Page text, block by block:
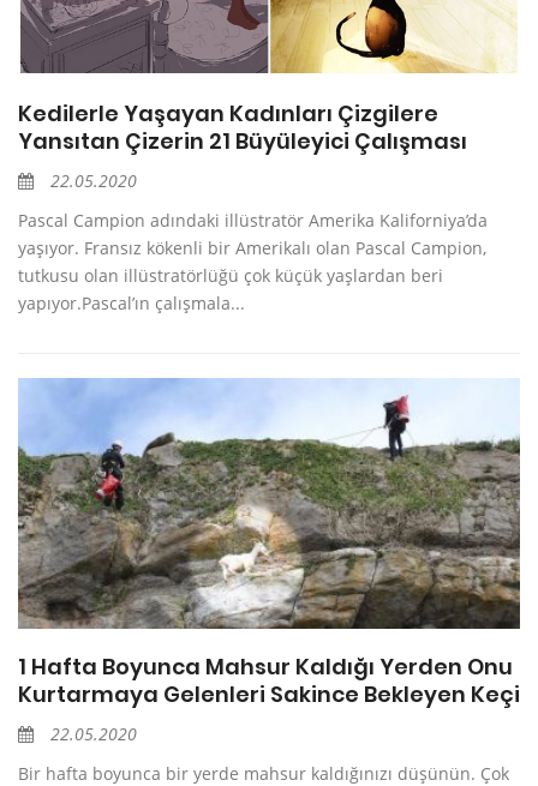
Kedilerle Yaşayan Kadınları Çizgilere
Yansıtan Çizerin 21 Büyüleyici Çalışması
22.05.2020
Pascal Campion adındaki illüstratör Amerika Kaliforniya’da
yaşıyor. Fransız kökenli bir Amerikalı olan Pascal Campion,
tutkusu olan illüstratörlüğü çok küçük yaşlardan beri
yapıyor.Pascal’ın çalışmala...
1 Hafta Boyunca Mahsur Kaldığı Yerden Onu
Kurtarmaya Gelenleri Sakince Bekleyen Keçi
22.05.2020
Bir hafta boyunca bir yerde mahsur kaldığınızı düşünün. Çok